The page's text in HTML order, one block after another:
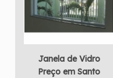
Janela de Vidro
Preço em Santo